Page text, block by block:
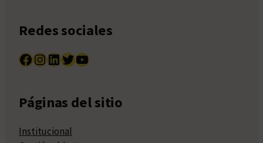
Redes sociales
Facebook InstagramLinkedIn Twitter YouTube
Páginas del sitio
Institucional